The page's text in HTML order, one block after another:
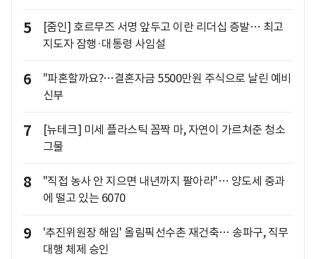
5
[줌인] 호르무즈 서명 앞두고 이란 리더십 증발… 최고
지도자 잠행·대통령 사임설
6
"파혼할까요?…결혼자금 5500만원 주식으로 날린 예비
신부
7
[뉴테크] 미세 플라스틱 꼼짝 마, 자연이 가르쳐준 청소
그물
8
"직접 농사 안 지으면 내년까지 팔아라"… 양도세 중과
에 떨고 있는 6070
9
'추진위원장 해임' 올림픽선수촌 재건축… 송파구, 직무
대행 체제 승인